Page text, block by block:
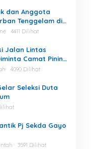
dan Anggota
Tenggelam di
4411 Dilihat
Jalan Lintas
Camat Pining
4090 Dilihat
Seleksi Duta
Pj Sekda Gayo
3591 Dilihat